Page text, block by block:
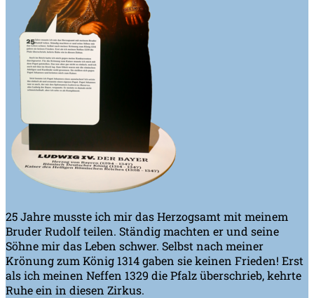
25 Jahre musste ich mir das Herzogsamt mit meinem
Bruder Rudolf teilen. Ständig machten er und seine
Söhne mir das Leben schwer. Selbst nach meiner
Krönung zum König 1314 gaben sie keinen Frieden! Erst
als ich meinen Neffen 1329 die Pfalz überschrieb, kehrte
Ruhe ein in diesen Zirkus.